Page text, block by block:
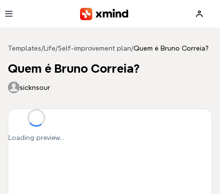
Templates/ Life/Self-improvement plan/Quem é Bruno Correia?
Quem é Bruno Correia?
sicknsour
Loading preview...